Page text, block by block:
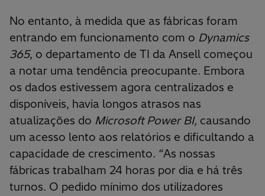
No entanto, à medida que as fábricas foram
entrando em funcionamento com o Dynamics
365, o departamento de TI da Ansell começou
a notar uma tendência preocupante. Embora
os dados estivessem agora centralizados e
disponíveis, havia longos atrasos nas
atualizações do Microsoft Power BI, causando
um acesso lento aos relatórios e dificultando a
capacidade de crescimento. “As nossas
fábricas trabalham 24 horas por dia e há três
turnos. O pedido mínimo dos utilizadores